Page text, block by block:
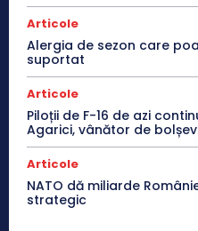
Articole
Alergia de sezon care
suportat
Articole
Piloții de F-16 de azi
Agarici, vânător de
Articole
NATO dă miliarde
strategic